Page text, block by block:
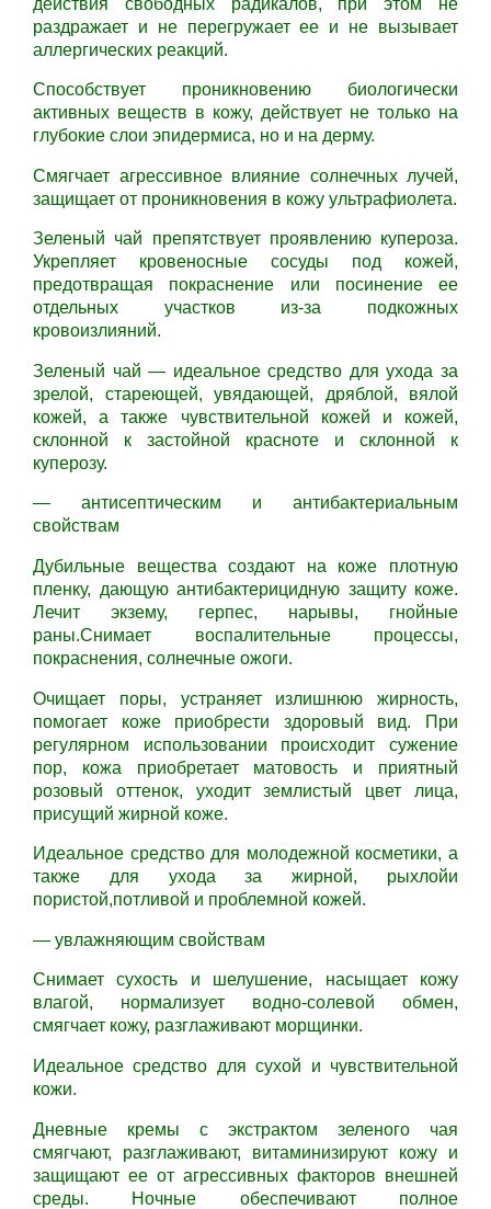
раздражает и не перегружает ее и не вызывает
аллергических реакций.
Способствует проникновению биологически
активных веществ в кожу, действует не только на
глубокие слои эпидермиса, но и на дерму.
Смягчает агрессивное влияние солнечных лучей,
защищает от проникновения в кожу ультрафиолета.
Зеленый чай препятствует проявлению купероза.
Укрепляет кровеносные сосуды под кожей,
предотвращая покраснение или посинение ее
отдельных участков из-за подкожных
кровоизлияний.
Зеленый чай — идеальное средство для ухода за
зрелой, стареющей, увядающей, дряблой, вялой
кожей, а также чувствительной кожей и кожей,
склонной к застойной красноте и склонной к
куперозу.
— антисептическим и антибактериальным
свойствам
Дубильные вещества создают на коже плотную
пленку, дающую антибактерицидную защиту коже.
Лечит экзему, герпес, нарывы, гнойные
раны.Снимает воспалительные процессы,
покраснения, солнечные ожоги.
Очищает поры, устраняет излишнюю жирность,
помогает коже приобрести здоровый вид. При
регулярном использовании происходит сужение
пор, кожа приобретает матовость и приятный
розовый оттенок, уходит землистый цвет лица,
присущий жирной коже.
Идеальное средство для молодежной косметики, а
также для ухода за жирной, рыхлойи
пористой,потливой и проблемной кожей.
— увлажняющим свойствам
Снимает сухость и шелушение, насыщает кожу
влагой, нормализует водно-солевой обмен,
смягчает кожу, разглаживают морщинки.
Идеальное средство для сухой и чувствительной
кожи.
Дневные кремы с экстрактом зеленого чая
смягчают, разглаживают, витаминизируют кожу и
защищают ее от агрессивных факторов внешней
среды. Ночные обеспечивают полное